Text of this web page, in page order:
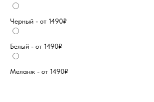
Черный - от 1490₽
Белый - от 1490₽
Меланж - от 1490₽